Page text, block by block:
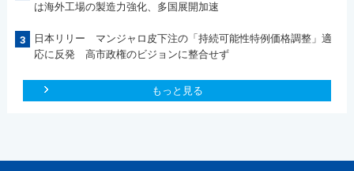
は海外工場の製造力強化、多国展開加速
3
日本リリー マンジャロ皮下注の「持続可能性特例価格調整」適
応に反発 高市政権のビジョンに整合せず
もっと見る